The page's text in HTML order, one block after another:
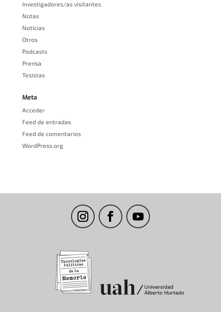
Investigadores/as visitantes
Notas
Noticias
Otros
Podcasts
Prensa
Tesistas
Meta
Acceder
Feed de entradas
Feed de comentarios
WordPress.org